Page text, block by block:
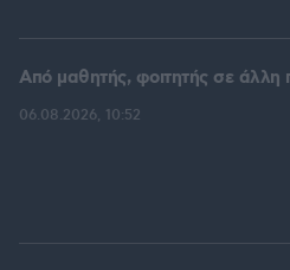
Από μαθητής, φοιτητής σε άλλη
06.08.2026, 10:52